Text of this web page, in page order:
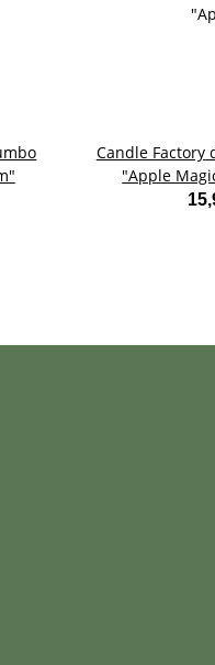
Candle
"Apple